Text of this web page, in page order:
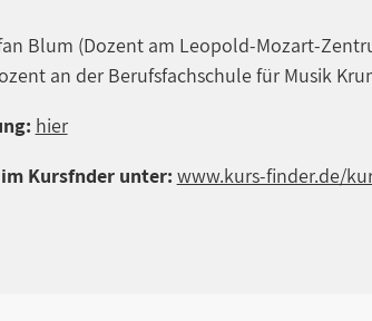
Blum (Dozent am Leopold-Mozart-
an der Berufsfachschule für Musik
hier
Kursfnder unter: www.kurs-finder.de/